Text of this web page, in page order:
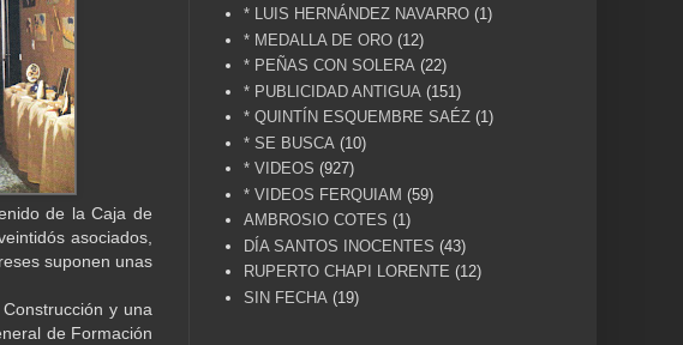
de la Caja de
asociados,
suponen unas
y una
de Formación
* LUIS HERNÁNDEZ NAVARRO (1)
* MEDALLA DE ORO (12)
* PEÑAS CON SOLERA (22)
* PUBLICIDAD ANTIGUA (151)
* QUINTÍN ESQUEMBRE SAÉZ (1)
* SE BUSCA (10)
* VIDEOS (927)
* VIDEOS FERQUIAM (59)
AMBROSIO COTES (1)
DÍA SANTOS INOCENTES (43)
RUPERTO CHAPI LORENTE (12)
SIN FECHA (19)